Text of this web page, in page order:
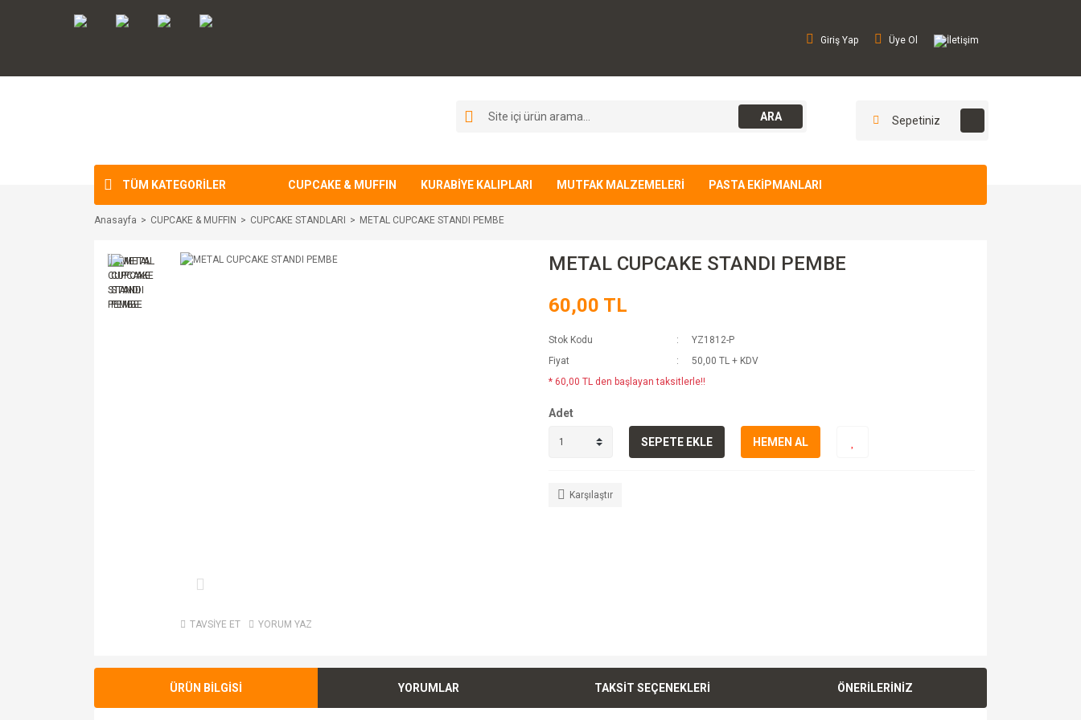
Giriş Yap Üye Ol İletişim
ARA Sepetiniz
TÜM KATEGORİLER CUPCAKE & MUFFIN KURABİYE KALIPLARI MUTFAK MALZEMELERİ PASTA EKİPMANLARI
Anasayfa CUPCAKE & MUFFIN CUPCAKE STANDLARI METAL CUPCAKE STANDI PEMBE
TAVSİYE ET YORUM YAZ
METAL CUPCAKE STANDI PEMBE
60,00 TL
Stok Kodu
YZ1812-P
Fiyat
50,00 TL + KDV
* 60,00 TL den başlayan taksitlerle!!
Adet
SEPETE EKLE HEMEN AL
Karşılaştır
ÜRÜN BİLGİSİ YORUMLAR TAKSİT SEÇENEKLERİ ÖNERİLERİNİZ